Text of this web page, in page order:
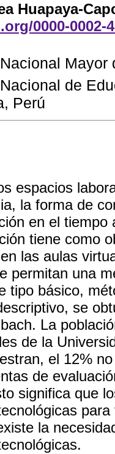
Huapaya-
0000-0002-
de
Perú
espacios
la forma de
en el
tiene como
las aulas
permitan una
tipo básico,
se
La
de la
el 12%
de
significa que
la